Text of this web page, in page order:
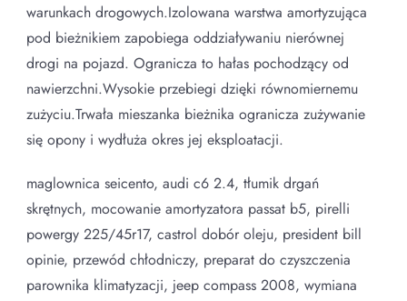
warunkach drogowych.Izolowana warstwa amortyzująca
pod bieżnikiem zapobiega oddziaływaniu nierównej
drogi na pojazd. Ogranicza to hałas pochodzący od
nawierzchni.Wysokie przebiegi dzięki równomiernemu
zużyciu.Trwała mieszanka bieżnika ogranicza zużywanie
się opony i wydłuża okres jej eksploatacji.
maglownica seicento, audi c6 2.4, tłumik drgań
skrętnych, mocowanie amortyzatora passat b5, pirelli
powergy 225/45r17, castrol dobór oleju, president bill
opinie, przewód chłodniczy, preparat do czyszczenia
parownika klimatyzacji, jeep compass 2008, wymiana